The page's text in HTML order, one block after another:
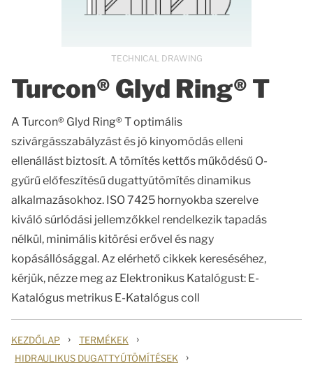
Turcon® Glyd Ring® T
A Turcon® Glyd Ring® T optimális
szivárgásszabályzást és jó kinyomódás elleni
ellenállást biztosít. A tömítés kettős működésű O-
gyűrű előfeszítésű dugattyútömítés dinamikus
alkalmazásokhoz. ISO 7425 hornyokba szerelve
kiváló súrlódási jellemzőkkel rendelkezik tapadás
nélkül, minimális kitörési erővel és nagy
kopásállósággal. Az elérhető cikkek kereséséhez,
kérjük, nézze meg az Elektronikus Katalógust: E-
Katalógus metrikus E-Katalógus coll
TECHNICAL DRAWING
KEZDŐLAP › TERMÉKEK ›
HIDRAULIKUS DUGATTYÚTÖMÍTÉSEK ›